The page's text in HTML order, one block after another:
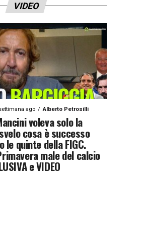
VIDEO
ago Alberto Petrosilli
voleva solo la
cosa è successo
le quinte della FIGC.
male del calcio
e VIDEO